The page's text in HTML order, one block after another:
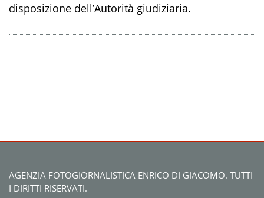
disposizione dell’Autorità giudiziaria.
AGENZIA FOTOGIORNALISTICA ENRICO DI GIACOMO. TUTTI
I DIRITTI RISERVATI.